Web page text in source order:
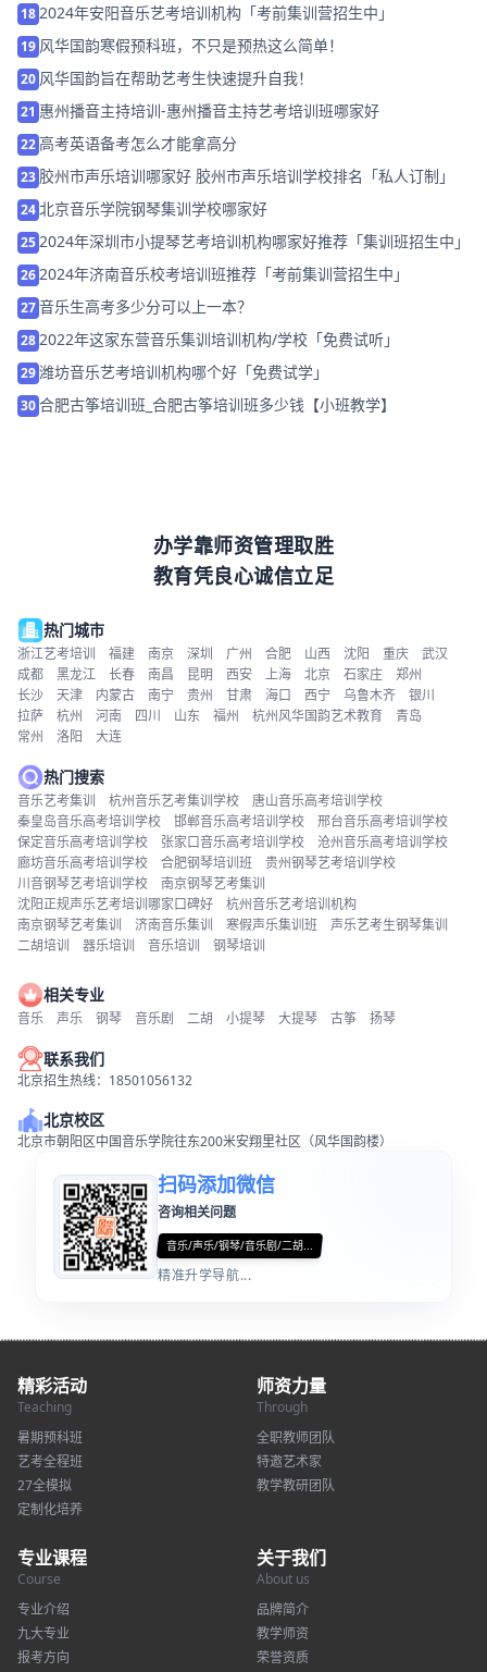
18 2024年安阳音乐艺考培训机构「考前集训营招生中」
19 风华国韵寒假预科班，不只是预热这么简单！
20 风华国韵旨在帮助艺考生快速提升自我！
21 惠州播音主持培训-惠州播音主持艺考培训班哪家好
22高考英语备考怎么才能拿高分
23 胶州市声乐培训哪家好 胶州市声乐培训学校排名「私人订制」
24 北京音乐学院钢琴集训学校哪家好
25 2024年深圳市小提琴艺考培训机构哪家好推荐「集训班招生中」
26 2024年济南音乐校考培训班推荐「考前集训营招生中」
27音乐生高考多少分可以上一本？
28 2022年这家东营音乐集训培训机构/学校「免费试听」
29潍坊音乐艺考培训机构哪个好「免费试学」
30合肥古筝培训班_合肥古筝培训班多少钱【小班教学】
办学靠师资管理取胜
教育凭良心诚信立足
热门城市
浙江艺考培训 福建 南京 深圳 广州 合肥 山西 沈阳 重庆
武汉
成都
黑龙江 长春 南昌 昆明 西安 上海 北京 石家庄
郑州
长沙
天津 内蒙古 南宁 贵州 甘肃 海口 西宁 乌鲁木齐
银川
拉萨
杭州 河南 四川 山东 福州 杭州风华国韵艺术教育
青岛
常州
洛阳 大连
热门搜索
音乐艺考集训 杭州音乐艺考集训学校
唐山音乐高考培训学校
秦皇岛音乐高考培训学校
邯郸音乐高考培训学校
邢台音乐高考培训学校
保定音乐高考培训学校
张家口音乐高考培训学校
沧州音乐高考培训学校
廊坊音乐高考培训学校
合肥钢琴培训班
贵州钢琴艺考培训学校
川音钢琴艺考培训学校
南京钢琴艺考集训
沈阳正规声乐艺考培训哪家口碑好
杭州音乐艺考培训机构
南京钢琴艺考集训
济南音乐集训 寒假声乐集训班
声乐艺考生钢琴集训
二胡培训
器乐培训 音乐培训 钢琴培训
相关专业
音乐 声乐 钢琴 音乐剧 二胡 小提琴 大提琴 古筝 扬琴
联系我们
北京招生热线：18501056132
北京校区
北京市朝阳区中国音乐学院往东200米安翔里社区（风华国韵楼）
扫码添加微信
咨询相关问题
音乐/声乐/钢琴/音乐剧/二胡...
精准升学导航...
精彩活动
Teaching
暑期预科班
艺考全程班
27全模拟
定制化培养
师资力量
Through
全职教师团队
特邀艺术家
教学教研团队
专业课程
Course
专业介绍
九大专业
报考方向
关于我们
About us
品牌简介
教学师资
荣誉资质